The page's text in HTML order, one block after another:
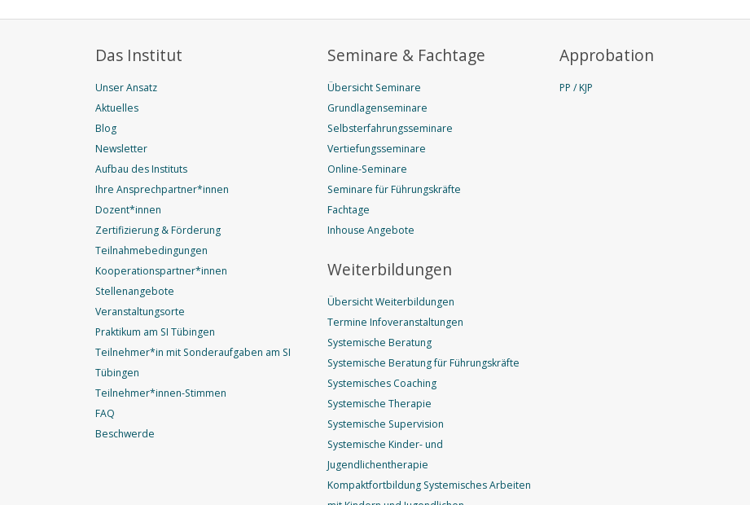
Das Institut
Unser Ansatz
Aktuelles
Blog
Newsletter
Aufbau des Instituts
Ihre Ansprechpartner*innen
Dozent*innen
Zertifizierung & Förderung
Teilnahmebedingungen
Kooperationspartner*innen
Stellenangebote
Veranstaltungsorte
Praktikum am SI Tübingen
Teilnehmer*in mit Sonderaufgaben am SI
Tübingen
Teilnehmer*innen-Stimmen
FAQ
Beschwerde
Seminare & Fachtage
Übersicht Seminare
Grundlagenseminare
Selbsterfahrungsseminare
Vertiefungsseminare
Online-Seminare
Seminare für Führungskräfte
Fachtage
Inhouse Angebote
Weiterbildungen
Übersicht Weiterbildungen
Termine Infoveranstaltungen
Systemische Beratung
Systemische Beratung für Führungskräfte
Systemisches Coaching
Systemische Therapie
Systemische Supervision
Systemische Kinder- und
Jugendlichentherapie
Kompaktfortbildung Systemisches Arbeiten
Approbation
PP / KJP